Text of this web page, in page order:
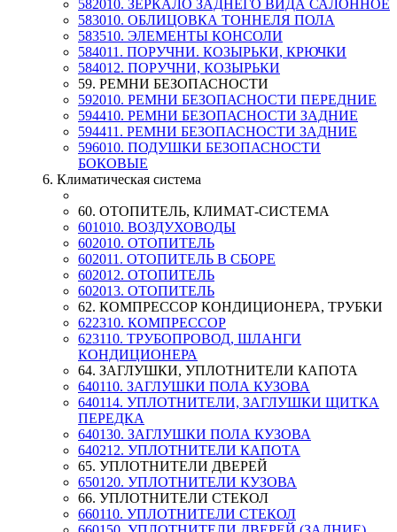
582010. ЗЕРКАЛО ЗАДНЕГО ВИДА САЛОННОЕ
583010. ОБЛИЦОВКА ТОННЕЛЯ ПОЛА
583510. ЭЛЕМЕНТЫ КОНСОЛИ
584011. ПОРУЧНИ. КОЗЫРЬКИ, КРЮЧКИ
584012. ПОРУЧНИ, КОЗЫРЬКИ
59. РЕМНИ БЕЗОПАСНОСТИ
592010. РЕМНИ БЕЗОПАСНОСТИ ПЕРЕДНИЕ
594410. РЕМНИ БЕЗОПАСНОСТИ ЗАДНИЕ
594411. РЕМНИ БЕЗОПАСНОСТИ ЗАДНИЕ
596010. ПОДУШКИ БЕЗОПАСНОСТИ
БОКОВЫЕ
6. Климатическая система
60. ОТОПИТЕЛЬ, КЛИМАТ-СИСТЕМА
601010. ВОЗДУХОВОДЫ
602010. ОТОПИТЕЛЬ
602011. ОТОПИТЕЛЬ В СБОРЕ
602012. ОТОПИТЕЛЬ
602013. ОТОПИТЕЛЬ
62. КОМПРЕССОР КОНДИЦИОНЕРА, ТРУБКИ
622310. КОМПРЕССОР
623110. ТРУБОПРОВОД, ШЛАНГИ
КОНДИЦИОНЕРА
64. ЗАГЛУШКИ, УПЛОТНИТЕЛИ КАПОТА
640110. ЗАГЛУШКИ ПОЛА КУЗОВА
640114. УПЛОТНИТЕЛИ, ЗАГЛУШКИ ЩИТКА
ПЕРЕДКА
640130. ЗАГЛУШКИ ПОЛА КУЗОВА
640212. УПЛОТНИТЕЛИ КАПОТА
65. УПЛОТНИТЕЛИ ДВЕРЕЙ
650120. УПЛОТНИТЕЛИ КУЗОВА
66. УПЛОТНИТЕЛИ СТЕКОЛ
660110. УПЛОТНИТЕЛИ СТЕКОЛ